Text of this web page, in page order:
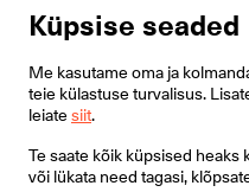
Piiramatud kõned
Küpsise seaded
Me kasutame oma ja
teie külastuse turvalisus.
leiatesiit.
Te saate kõik küpsised heaks
või lükata need tagasi,